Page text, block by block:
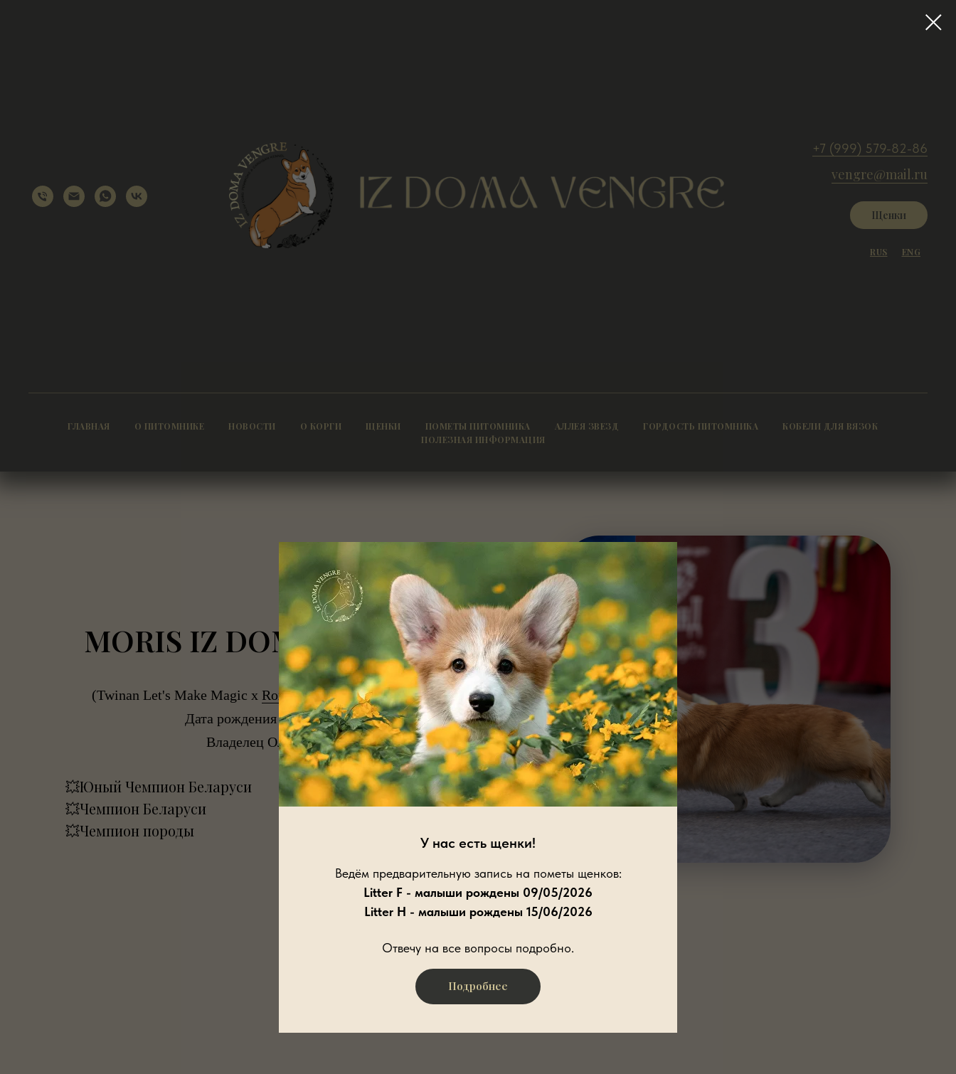
+7 (999) 579-82-86
vengre@mail.ru
Щенки
RUS ENG
ГЛАВНАЯ О ПИТОМНИКЕ НОВОСТИ О КОРГИ ЩЕНКИ ПОМЕТЫ ПИТОМНИКА АЛЛЕЯ ЗВЕЗД ГОРДОСТЬ ПИТОМНИКА
КОБЕЛИ ДЛЯ ВЯЗОК
ПОЛЕЗНАЯ ИНФОРМАЦИЯ
У нас есть щенки!
Ведём предварительную запись на пометы щенков:
Litter F - малыши рождены 09/05/2026
Litter H - малыши рождены 15/06/2026
Отвечу на все вопросы подробно.
Подробнее
MORIS IZ DOMA VENGRE
(Twinan Let's Make Magic x Roxana Diaz iz Doma Vengre)
Дата рождения 22.02.2023
Владелец Ольга М.
💥Юный Чемпион Беларуси
💥Чемпион Беларуси
💥Чемпион породы
Галерея